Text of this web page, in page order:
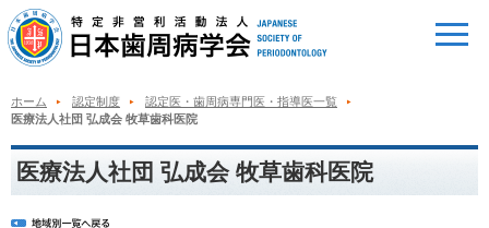
ホーム 認定制度
認定医・歯周病専門医・指導医一覧
医療法人社団 弘成会 牧草歯科医院
医療法人社団 弘成会 牧草歯科医院